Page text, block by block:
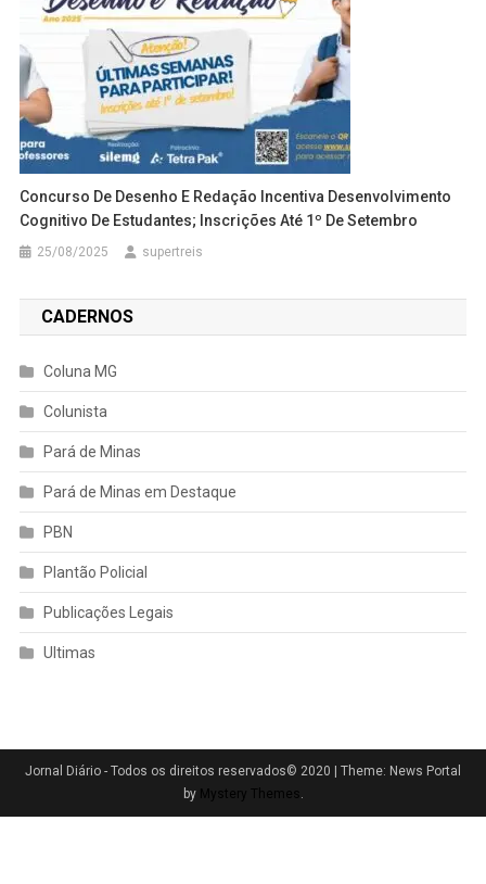
Concurso De Desenho E Redação Incentiva Desenvolvimento
Cognitivo De Estudantes; Inscrições Até 1º De Setembro
25/08/2025 supertreis
CADERNOS
Coluna MG
Colunista
Pará de Minas
Pará de Minas em Destaque
PBN
Plantão Policial
Publicações Legais
Ultimas
Jornal Diário - Todos os direitos reservados© 2020
Theme: News Portal
by Mystery Themes .